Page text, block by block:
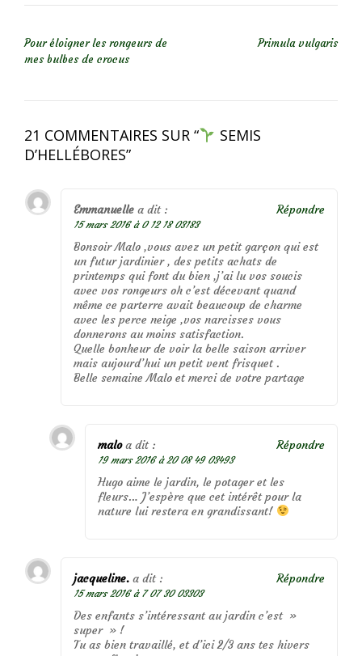
Pour éloigner les rongeurs de
mes bulbes de crocus
Primula vulgaris
21 COMMENTAIRES SUR “
SEMIS
D’HELLÉBORES”
Emmanuelle a dit :
15 mars 2016 à 0 12 18 03183
Bonsoir Malo ,vous avez un petit garçon qui est
un futur jardinier , des petits achats de
printemps qui font du bien ,j’ai lu vos soucis
avec vos rongeurs oh c’est décevant quand
même ce parterre avait beaucoup de charme
avec les perce neige ,vos narcisses vous
donnerons au moins satisfaction.
Quelle bonheur de voir la belle saison arriver
mais aujourd’hui un petit vent frisquet .
Belle semaine Malo et merci de votre partage
Répondre
malo a dit :
19 mars 2016 à 20 08 49 03493
Hugo aime le jardin, le potager et les
fleurs… J’espère que cet intérêt pour la
nature lui restera en grandissant!
Répondre
jacqueline. a dit :
15 mars 2016 à 7 07 30 03303
Des enfants s’intéressant au jardin c’est »
super » !
Tu as bien travaillé, et d’ici 2/3 ans tes hivers
Répondre